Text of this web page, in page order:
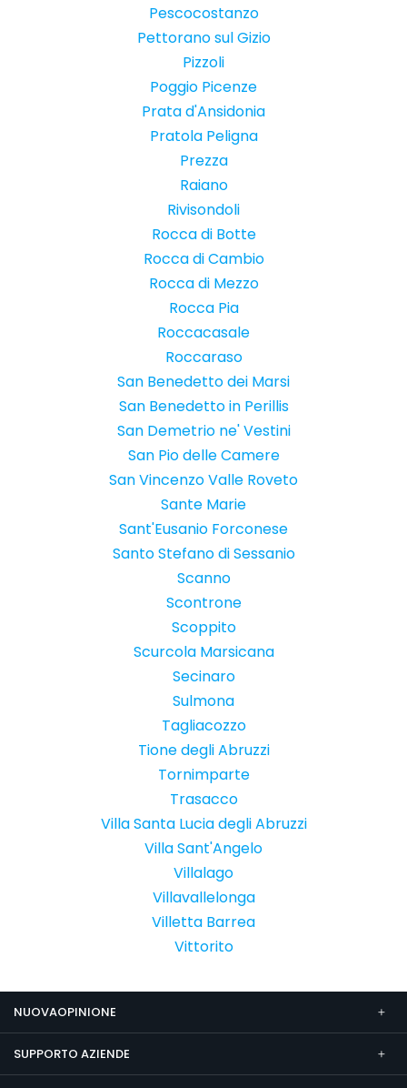
Pescocostanzo
Pettorano sul Gizio
Pizzoli
Poggio Picenze
Prata d'Ansidonia
Pratola Peligna
Prezza
Raiano
Rivisondoli
Rocca di Botte
Rocca di Cambio
Rocca di Mezzo
Rocca Pia
Roccacasale
Roccaraso
San Benedetto dei Marsi
San Benedetto in Perillis
San Demetrio ne' Vestini
San Pio delle Camere
San Vincenzo Valle Roveto
Sante Marie
Sant'Eusanio Forconese
Santo Stefano di Sessanio
Scanno
Scontrone
Scoppito
Scurcola Marsicana
Secinaro
Sulmona
Tagliacozzo
Tione degli Abruzzi
Tornimparte
Trasacco
Villa Santa Lucia degli Abruzzi
Villa Sant'Angelo
Villalago
Villavallelonga
Villetta Barrea
Vittorito
NUOVAOPINIONE
SUPPORTO AZIENDE